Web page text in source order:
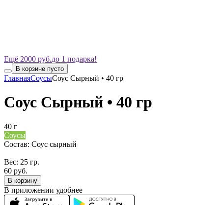
Ещё 2000 руб.до 1 подарка!
В корзине пусто
ГлавнаяСоусыСоус Сырный • 40 гр
Соус Сырный • 40 гр
40 г
Соусы
Состав: Соус сырный
Вес: 25 гр.
60 руб.
В корзину
В приложении удобнее